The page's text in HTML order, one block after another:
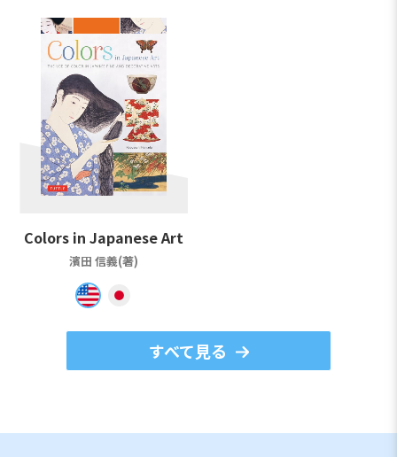
Colors in Japanese Art
濱田 信義(著)
すべて見る